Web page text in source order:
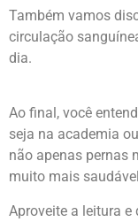
Também vamos
circulação
dia.
Ao final, você
seja na academia
não apenas pernas
muito mais
Aproveite a leitura e